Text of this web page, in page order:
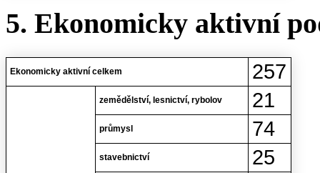
5. Ekonomicky aktivní
Ekonomicky aktivní celkem 257
zemědělství, lesnictví, rybolov 21
průmysl 74
stavebnictví 25